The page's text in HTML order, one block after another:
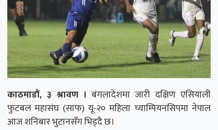
काठमाडौं, ३ श्रावण । बंगलादेशमा जारी दक्षिण एसियाली
फुटबल महासंघ (साफ) यू-२० महिला च्याम्पियनसिपमा नेपाल
आज शनिबार भुटानसँग भिड्दै छ।